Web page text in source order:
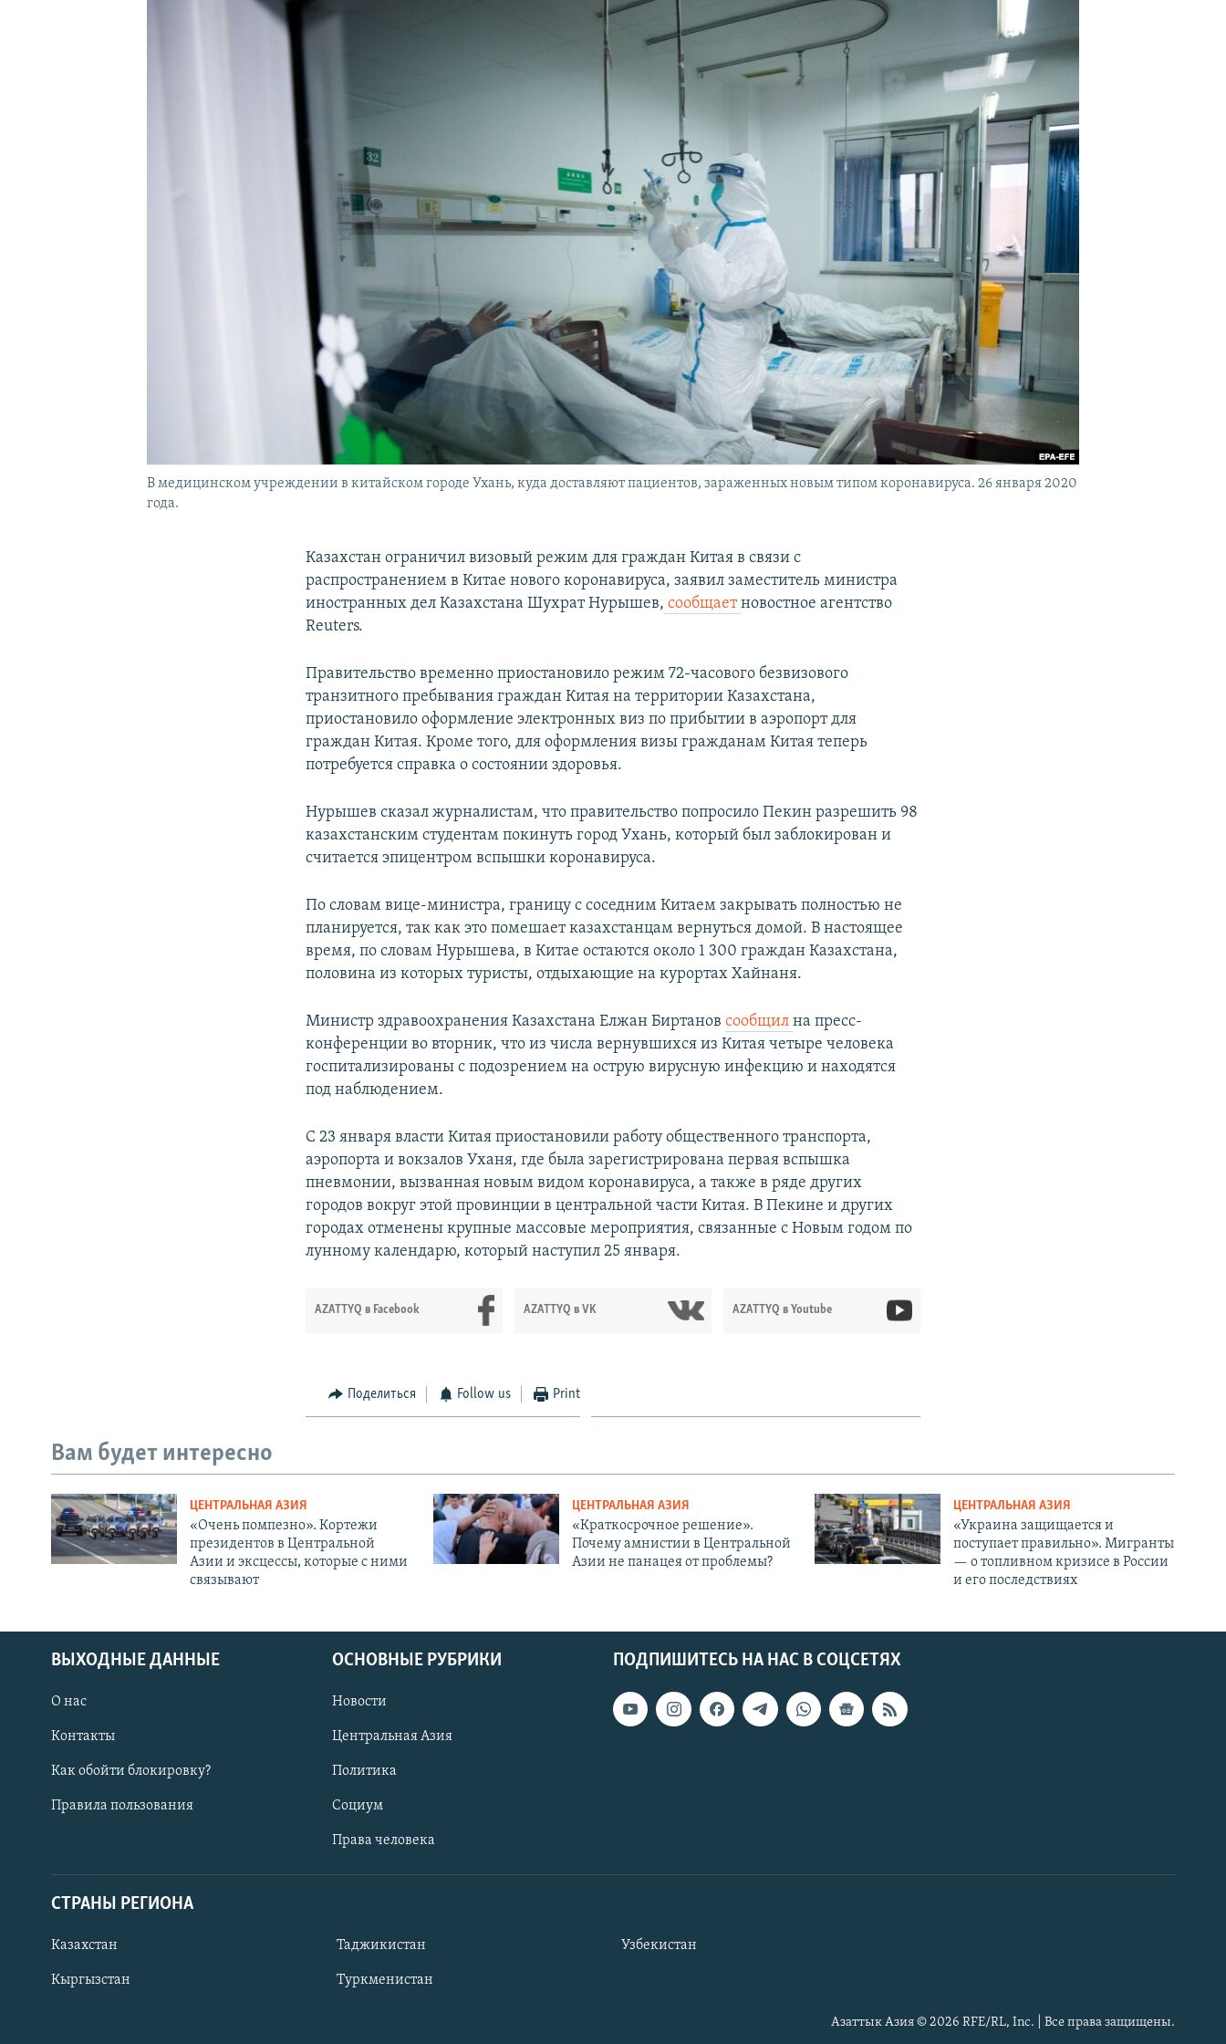
В медицинском учреждении в китайском городе Ухань, куда доставляют пациентов, зараженных новым типом коронавируса. 26 января 2020
года.
Казахстан ограничил визовый режим для граждан Китая в связи с
распространением в Китае нового коронавируса, заявил заместитель министра
иностранных дел Казахстана Шухрат Нурышев, сообщаетновостное агентство
Reuters.
Правительство временно приостановило режим 72-часового безвизового
транзитного пребывания граждан Китая на территории Казахстана,
приостановило оформление электронных виз по прибытии в аэропорт для
граждан Китая. Кроме того, для оформления визы гражданам Китая теперь
потребуется справка о состоянии здоровья.
Нурышев сказал журналистам, что правительство попросило Пекин разрешить 98
казахстанским студентам покинуть город Ухань, который был заблокирован и
считается эпицентром вспышки коронавируса.
По словам вице-министра, границу с соседним Китаем закрывать полностью не
планируется, так как это помешает казахстанцам вернуться домой. В настоящее
время, по словам Нурышева, в Китае остаются около 1 300 граждан Казахстана,
половина из которых туристы, отдыхающие на курортах Хайнаня.
Министр здравоохранения Казахстана Елжан Биртановсообщилна пресс-
конференции во вторник, что из числа вернувшихся из Китая четыре человека
госпитализированы с подозрением на острую вирусную инфекцию и находятся
под наблюдением.
С 23 января власти Китая приостановили работу общественного транспорта,
аэропорта и вокзалов Уханя, где была зарегистрирована первая вспышка
пневмонии, вызванная новым видом коронавируса, а также в ряде других
городов вокруг этой провинции в центральной части Китая. В Пекине и других
городах отменены крупные массовые мероприятия, связанные с Новым годом по
лунному календарю, который наступил 25 января.
AZATTYQ в Facebook AZATTYQ в VK AZATTYQ в Youtube
Поделиться Follow us Print
Вам будет интересно
ЦЕНТРАЛЬНАЯ АЗИЯ
«Очень помпезно». Кортежи
президентов в Центральной
Азии и эксцессы, которые с ними
связывают
ЦЕНТРАЛЬНАЯ АЗИЯ
«Краткосрочное решение».
Почему амнистии в Центральной
Азии не панацея от проблемы?
ЦЕНТРАЛЬНАЯ АЗИЯ
«Украина защищается и
поступает правильно». Мигранты
— о топливном кризисе в России
и его последствиях
ПОДПИШИТЕСЬ НА НАС В СОЦСЕТЯХ
ВЫХОДНЫЕ ДАННЫЕ
О нас
Контакты
Как обойти блокировку?
Правила пользования
ОСНОВНЫЕ РУБРИКИ
Новости
Центральная Азия
Политика
Социум
Права человека
СТРАНЫ РЕГИОНА
Казахстан
Кыргызстан
Таджикистан
Туркменистан
Узбекистан
Азаттык Азия © 2026 RFE/RL, Inc. | Все права защищены.